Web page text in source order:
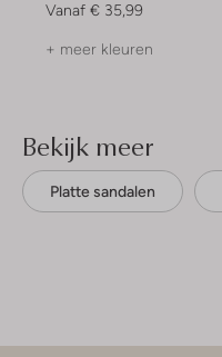
Vanaf € 35,99
+ meer kleuren
Bekijk meer
Platte sandalen